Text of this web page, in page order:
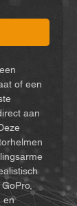
of een
aan
en